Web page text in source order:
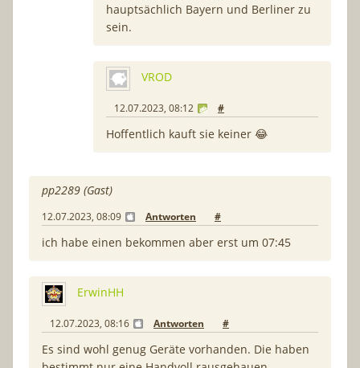
hauptsächlich Bayern und Berliner zu
sein.
VROD
12.07.2023, 08:12 #
Hoffentlich kauft sie keiner 😂
pp2289 (Gast)
12.07.2023, 08:09 Antworten #
ich habe einen bekommen aber erst um 07:45
ErwinHH
12.07.2023, 08:16 Antworten #
Es sind wohl genug Geräte vorhanden. Die haben